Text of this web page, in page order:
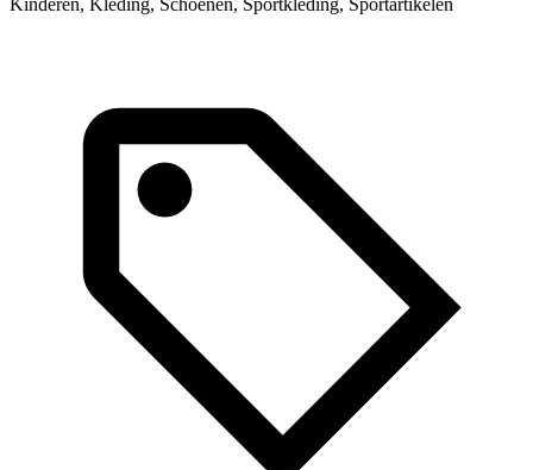
Kinderen, Kleding, Schoenen, Sportkleding, Sportartikelen